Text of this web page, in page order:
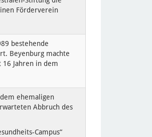
Förderverein
bestehende
Beyenburg machte
Jahren in dem
ehemaligen
Abbruch des
Campus“